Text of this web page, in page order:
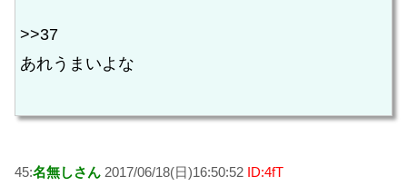
>>37
あれうまいよな
45:名無しさん 2017/06/18(日)16:50:52 ID:4fT